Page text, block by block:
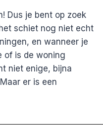
Dus je bent op zoek
schiet nog niet echt
en wanneer je
of is de woning
niet enige, bijna
er is een